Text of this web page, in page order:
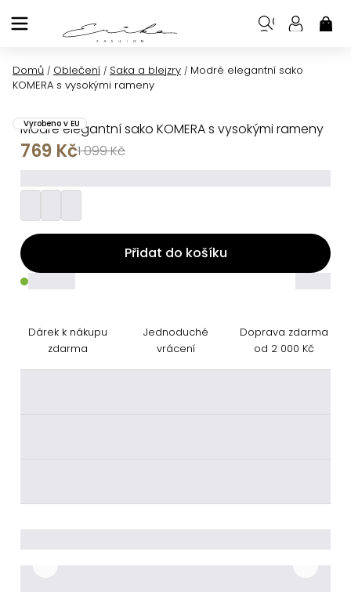
na
Domů / Oblečení / Saka a blejzry / Modré elegantní sako
KOMERA s vysokými rameny
Modré elegantní sako KOMERA s vysokými rameny
Vyrobeno v EU
1 099 Kč
769 Kč
Přidat do košíku
Dárek k nákupu
zdarma
Jednoduché
vrácení
Doprava zdarma
od 2 000 Kč